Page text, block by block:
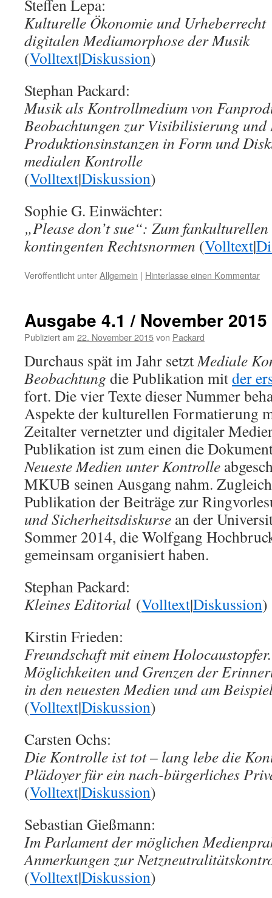
Steffen Lepa:
Kulturelle Ökonomie und Urheberrecht
digitalen Mediamorphose der Musik
(Volltext|Diskussion)
Stephan Packard:
Musik als Kontrollmedium von
Beobachtungen zur Visibilisierung
Produktionsinstanzen in Form und
medialen Kontrolle
(Volltext|Diskussion)
Sophie G. Einwächter:
„Please don’t sue“: Zum
kontingenten Rechtsnormen (Volltext|
Veröffentlicht unterAllgemein | Hinterlasse einen Kommentar
Ausgabe 4.1 / November
Publiziert am 22. November 2015von Packard
Durchaus spät im Jahr setztMediale
Beobachtung die Publikation mitder
fort. Die vier Texte dieser Nummer
Aspekte der kulturellen Formatierung
Zeitalter vernetzter und digitaler
Publikation ist zum einen die
Neueste Medien unter Kontrolle
MKUB seinen Ausgang nahm.
Publikation der Beiträge zur
und Sicherheitsdiskurse an der
Sommer 2014, die Wolfgang
gemeinsam organisiert haben.
Stephan Packard:
Kleines Editorial (Volltext|Diskussion)
Kirstin Frieden:
Freundschaft mit einem Holocaustopfer.
Möglichkeiten und Grenzen der
in den neuesten Medien und am
(Volltext|Diskussion)
Carsten Ochs:
Die Kontrolle ist tot – lang lebe die
Plädoyer für ein nach-bürgerliches
(Volltext|Diskussion)
Sebastian Gießmann:
Im Parlament der möglichen
Anmerkungen zur
(Volltext|Diskussion)